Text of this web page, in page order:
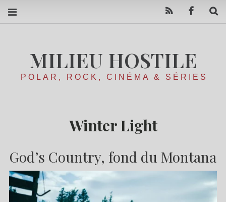
MILIEU HOSTILE
POLAR, ROCK, CINÉMA & SÉRIES
Winter Light
God’s Country, fond du Montana
RSS